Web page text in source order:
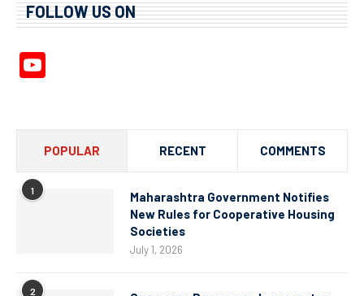
FOLLOW US ON
POPULAR RECENT COMMENTS
1
Maharashtra Government Notifies
New Rules for Cooperative Housing
Societies
July 1, 2026
2